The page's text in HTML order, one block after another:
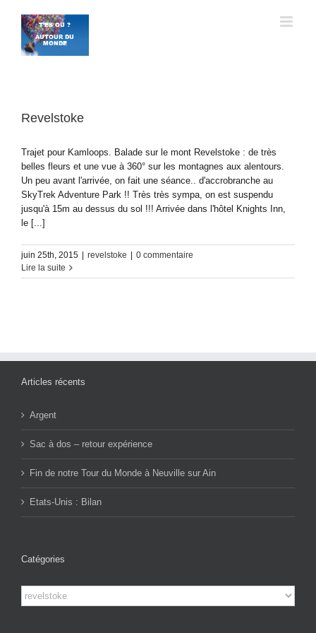
contenu
Revelstoke
Trajet pour Kamloops. Balade sur le mont Revelstoke : de très
belles fleurs et une vue à 360° sur les montagnes aux alentours.
Un peu avant l'arrivée, on fait une séance.. d'accrobranche au
SkyTrek Adventure Park !! Très très sympa, on est suspendu
jusqu'à 15m au dessus du sol !!! Arrivée dans l'hôtel Knights Inn,
le [...]
juin 25th, 2015 revelstoke
0 commentaire
Lire la suite
Articles récents
Argent
Sac à dos – retour expérience
Fin de notre Tour du Monde à Neuville sur Ain
Etats-Unis : Bilan
Catégories
Catégories